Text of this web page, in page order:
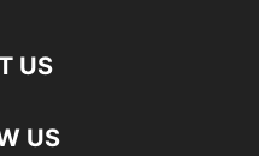
US
US